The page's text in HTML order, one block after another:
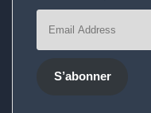
Address
S’abonner